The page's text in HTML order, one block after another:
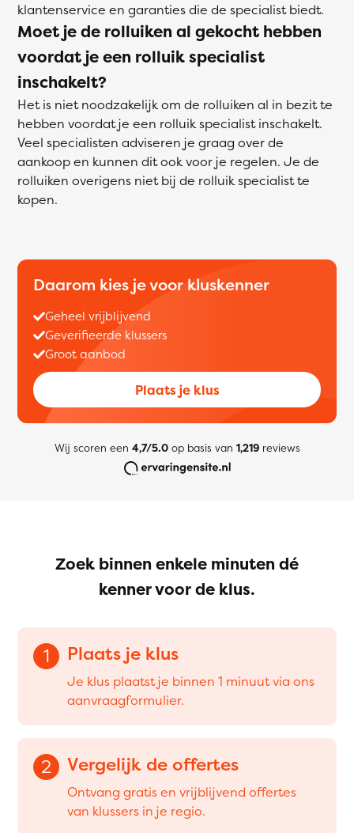
klantenservice en garanties die de specialist biedt.
Moet je de rolluiken al gekocht hebben
voordat je een rolluik specialist
inschakelt?
Het is niet noodzakelijk om de rolluiken al in bezit te
hebben voordat je een rolluik specialist inschakelt.
Veel specialisten adviseren je graag over de
aankoop en kunnen dit ook voor je regelen. Je de
rolluiken overigens niet bij de rolluik specialist te
kopen.
Daarom kies je voor kluskenner
Geheel vrijblijvend
Geverifieerde klussers
Groot aanbod
Plaats je klus
Wij scoren een 4,7/5.0op basis van 1,219reviews
Zoek binnen enkele minuten dé
kenner voor de klus.
1 Plaats je klus
Je klus plaatst je binnen 1 minuut via ons
aanvraagformulier.
2 Vergelijk de offertes
Ontvang gratis en vrijblijvend offertes
van klussers in je regio.